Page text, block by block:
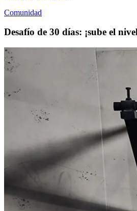
Comunidad
Desafío de 30 días: ¡sube el